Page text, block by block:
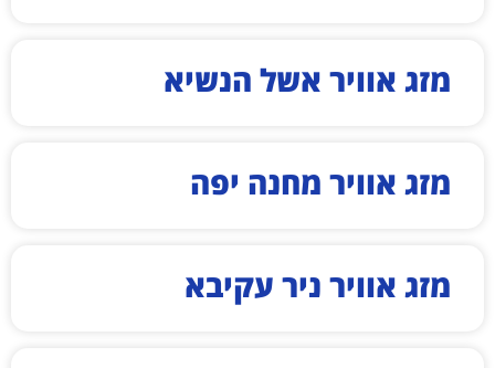
מזג אוויר אשל הנשיא
מזג אוויר מחנה יפה
מזג אוויר ניר עקיבא